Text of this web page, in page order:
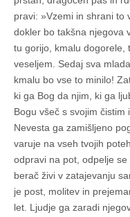
pravi: »Vzemi in shrani to
dokler bo takšna njegova
tu gorijo, kmalu dogorele,
veseljem. Sedaj sva
kmalu bo vse to minilo!
ki ga Bog da njim, ki ga
Bogu všeč s svojim
Nevesta ga zamišljeno
varuje na vseh tvojih
odpravi na pot, odpelje
berač živi v zatajevanju
je post, molitev in
let. Ljudje ga zaradi